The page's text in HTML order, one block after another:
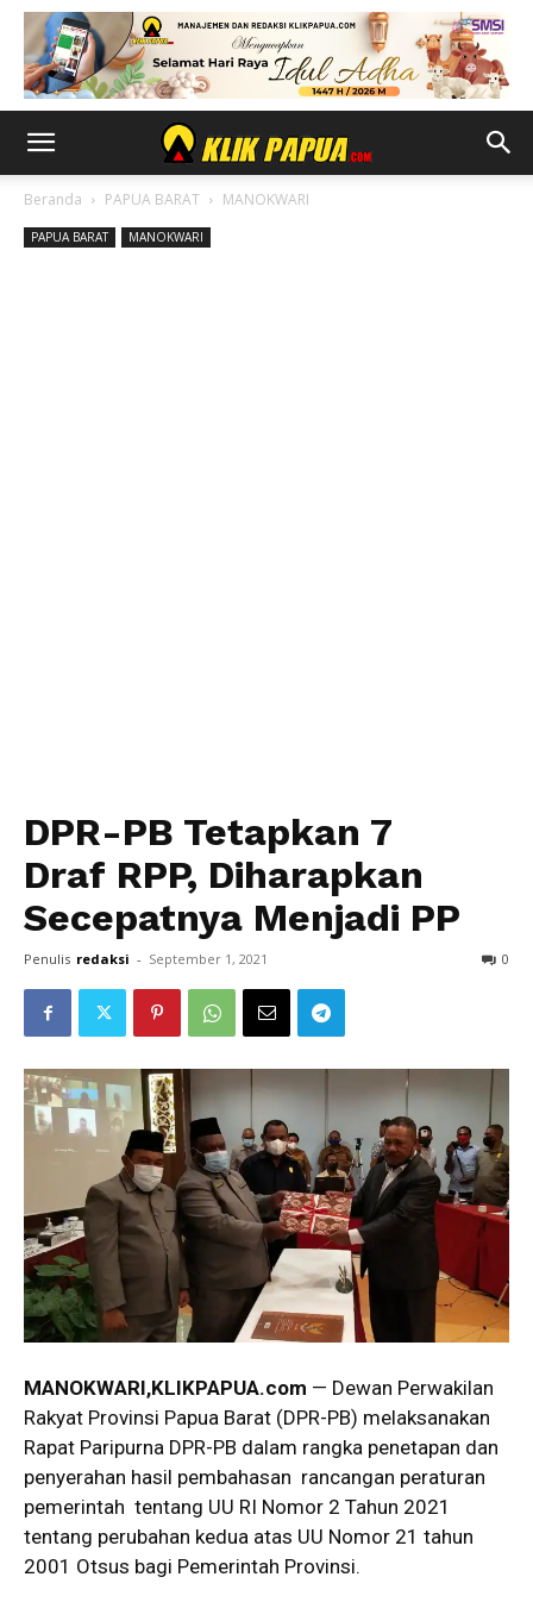
Beranda PAPUA BARAT MANOKWARI
PAPUA BARAT MANOKWARI
DPR-PB Tetapkan 7
Draf RPP, Diharapkan
Secepatnya Menjadi PP
Penulis redaksi - September 1, 2021 0
MANOKWARI,KLIKPAPUA.com — Dewan Perwakilan
Rakyat Provinsi Papua Barat (DPR-PB) melaksanakan
Rapat Paripurna DPR-PB dalam rangka penetapan dan
penyerahan hasil pembahasan rancangan peraturan
pemerintah tentang UU RI Nomor 2 Tahun 2021
tentang perubahan kedua atas UU Nomor 21 tahun
2001 Otsus bagi Pemerintah Provinsi.